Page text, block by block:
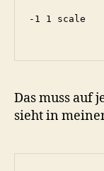
-1 1 scale
Das muss auf
sieht in